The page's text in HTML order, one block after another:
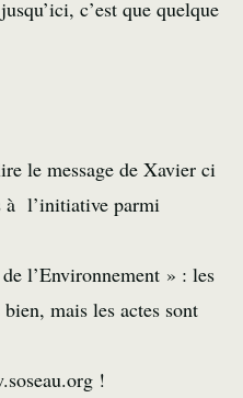
c’est que quelque
le message de Xavier ci
à l’initiative parmi
l’Environnement » : les
mais les actes sont
!